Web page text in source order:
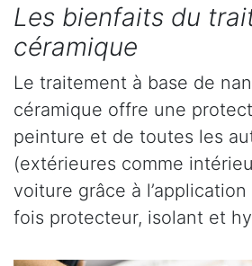
Les bienfaits du
céramique
Le traitement à base de
céramique offre une
peinture et de toutes les
(extérieures comme
voiture grâce à l’application
fois protecteur, isolant et